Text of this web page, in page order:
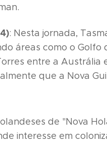
: Nesta jornada,
áreas como o Golfo
entre a Austrália
que a Nova
de "Nova
interesse em